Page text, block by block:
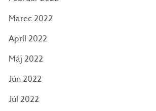
Marec 2022
Apríl 2022
Máj 2022
Jún 2022
Júl 2022